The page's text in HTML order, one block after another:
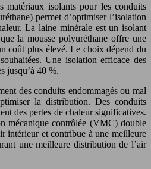
matériaux isolants pour les conduits
permet d’optimiser l’isolation
La laine minérale est un isolant
la mousse polyuréthane offre une
coût plus élevé. Le choix dépend du
Une isolation efficace des
jusqu’à 40 %.
des conduits endommagés ou mal
la distribution. Des conduits
des pertes de chaleur significatives.
mécanique contrôlée (VMC) double
intérieur et contribue à une meilleure
une meilleure distribution de l’air